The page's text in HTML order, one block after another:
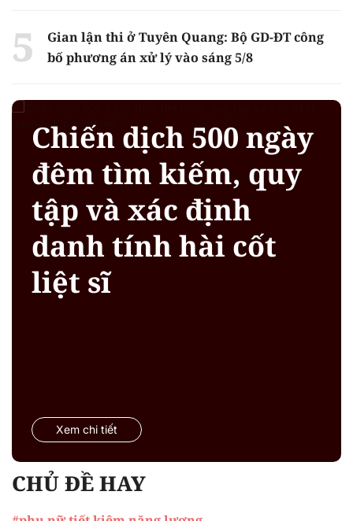
Gian lận thi ở Tuyên Quang: Bộ GD-ĐT công
bố phương án xử lý vào sáng 5/8
Chiến dịch 500 ngày
đêm tìm kiếm, quy
tập và xác định
danh tính hài cốt
liệt sĩ
Xem chi tiết
CHỦ ĐỀ HAY